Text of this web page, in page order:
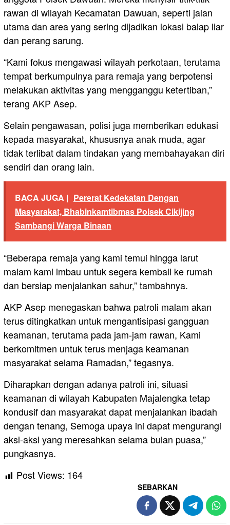
rawan di wilayah Kecamatan Dawuan, seperti jalan
utama dan area yang sering dijadikan lokasi balap liar
dan perang sarung.
“Kami fokus mengawasi wilayah perkotaan, terutama
tempat berkumpulnya para remaja yang berpotensi
melakukan aktivitas yang mengganggu ketertiban,”
terang AKP Asep.
Selain pengawasan, polisi juga memberikan edukasi
kepada masyarakat, khususnya anak muda, agar
tidak terlibat dalam tindakan yang membahayakan diri
sendiri dan orang lain.
BACA JUGA | Pererat Kedekatan Dengan
Masyarakat, Bhabinkamtibmas Polsek Cikijing
Sambangi Warga Binaan
“Beberapa remaja yang kami temui hingga larut
malam kami imbau untuk segera kembali ke rumah
dan bersiap menjalankan sahur,” tambahnya.
AKP Asep menegaskan bahwa patroli malam akan
terus ditingkatkan untuk mengantisipasi gangguan
keamanan, terutama pada jam-jam rawan, Kami
berkomitmen untuk terus menjaga keamanan
masyarakat selama Ramadan,” tegasnya.
Diharapkan dengan adanya patroli ini, situasi
keamanan di wilayah Kabupaten Majalengka tetap
kondusif dan masyarakat dapat menjalankan ibadah
dengan tenang, Semoga upaya ini dapat mengurangi
aksi-aksi yang meresahkan selama bulan puasa,”
pungkasnya.
Post Views: 164
SEBARKAN